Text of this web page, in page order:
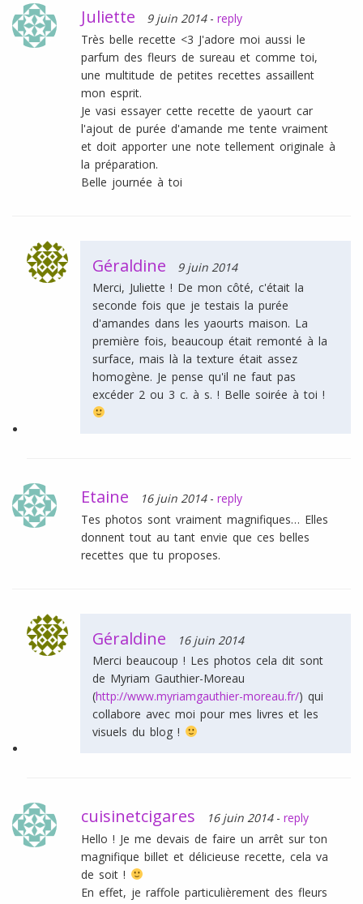
Juliette 9 juin 2014 - reply
Très belle recette <3 J'adore moi aussi le
parfum des fleurs de sureau et comme toi,
une multitude de petites recettes assaillent
mon esprit.
Je vasi essayer cette recette de yaourt car
l'ajout de purée d'amande me tente vraiment
et doit apporter une note tellement originale à
la préparation.
Belle journée à toi
Géraldine
9 juin 2014
Merci, Juliette ! De mon côté, c'était la
seconde fois que je testais la purée
d'amandes dans les yaourts maison. La
première fois, beaucoup était remonté à la
surface, mais là la texture était assez
homogène. Je pense qu'il ne faut pas
excéder 2 ou 3 c. à s. ! Belle soirée à toi !
Etaine 16 juin 2014 - reply
Tes photos sont vraiment magnifiques… Elles
donnent tout au tant envie que ces belles
recettes que tu proposes.
Géraldine
16 juin 2014
Merci beaucoup ! Les photos cela dit sont
de Myriam Gauthier-Moreau
(http://www.myriamgauthier-moreau.fr/) qui
collabore avec moi pour mes livres et les
visuels du blog !
cuisinetcigares 16 juin 2014 - reply
Hello ! Je me devais de faire un arrêt sur ton
magnifique billet et délicieuse recette, cela va
de soit !
En effet, je raffole particulièrement des fleurs